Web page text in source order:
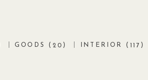
GOODS ( 20 ) INTERIOR ( 117 )